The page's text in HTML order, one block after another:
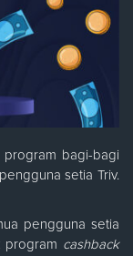
program bagi-bagi
setia Triv.
pengguna setia
program cashback